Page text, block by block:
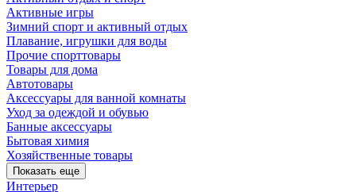
Активные игры
Зимний спорт и активный отдых
Плавание, игрушки для воды
Прочие спорттовары
Товары для дома
Автотовары
Аксессуары для ванной комнаты
Уход за одеждой и обувью
Банные аксессуары
Бытовая химия
Хозяйственные товары
Показать еще
Интерьер